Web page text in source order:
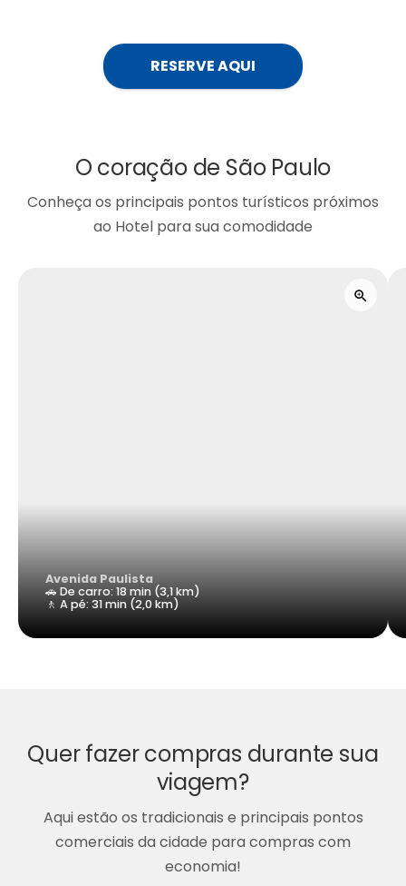
RESERVE AQUI
O coração de São Paulo
Conheça os principais pontos turísticos próximos
ao Hotel para sua comodidade
Avenida Paulista
🚗 De carro: 18 min (3,1 km)
🚶 A pé: 31 min (2,0 km)
Quer fazer compras durante sua
viagem?
Aqui estão os tradicionais e principais pontos
comerciais da cidade para compras com
economia!